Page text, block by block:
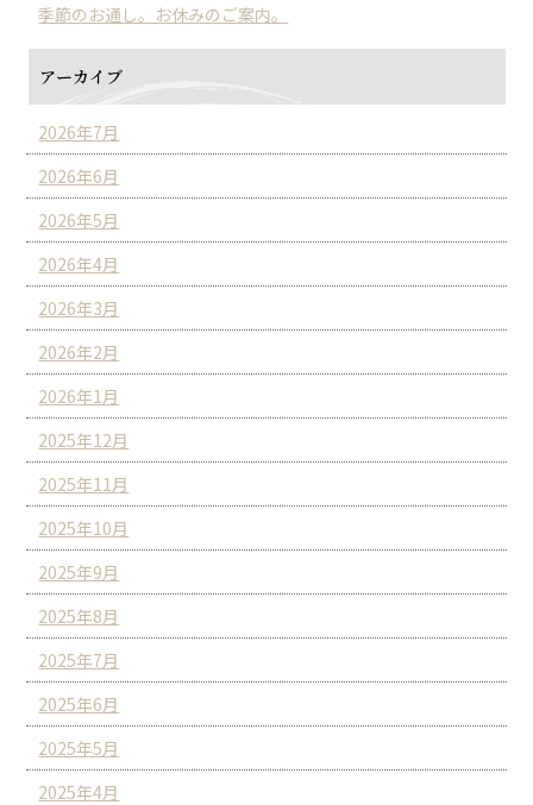
季節のお通し。お休みのご案内。
アーカイブ
2026年7月
2026年6月
2026年5月
2026年4月
2026年3月
2026年2月
2026年1月
2025年12月
2025年11月
2025年10月
2025年9月
2025年8月
2025年7月
2025年6月
2025年5月
2025年4月